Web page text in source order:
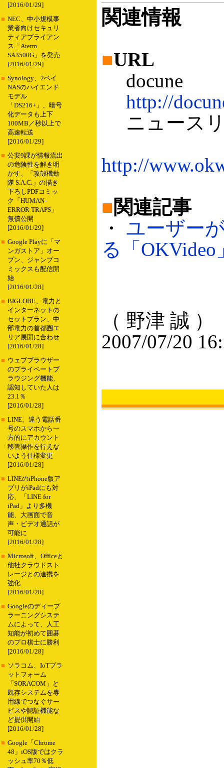
[2016/01/29]
■ NEC、中小規模事
業者向けセキュリ
ティアプライアン
ス「Aterm
SA3500G」を発売
[2016/01/29]
■ Synology、2ベイ
NASのハイエンド
モデル
「DS216+」、暗号
化データも上下
100MB／秒以上で
高速転送
[2016/01/29]
■ 公安9課が情報流出
の危険性を解き明
かす、「攻殻機動
隊 S.A.C.」の描き
下ろしPDFコミッ
ク「HUMAN-
ERROR TRAPS」
無償公開
[2016/01/29]
■ Google Playに「マ
ンガストア」オー
プン、ジャンプコ
ミックスも配信開
始
[2016/01/28]
■ BIGLOBE、電力と
インターネットの
セットプラン、中
部電力の首都圏エ
リア展開に合わせ
[2016/01/28]
■ ウェブブラウザー
のプライベートブ
ラウジング機能、
認知していた人は
23.1％
[2016/01/28]
■ LINE、違う電話番
号のスマホから一
方的にアカウント
移管操作を行えな
いよう仕様変更
[2016/01/28]
■ LINEのiPhone版ア
プリがiPadにも対
応、「LINE for
iPad」より多機
能、大画面で音
声・ビデオ通話が
可能に
[2016/01/28]
■ Microsoft、Officeと
他社クラウドスト
レージとの連携を
強化
[2016/01/28]
■ Googleのディープ
ラーニングシステ
ムによって、人工
知能が初めて囲碁
のプロ棋士に勝利
[2016/01/28]
■ ソラコム、IoTプラ
ットフォーム
「SORACOM」と
既存システムを専
用線でつなぐサー
ビスや認証機能な
ど提供開始
[2016/01/28]
■ Google「Chrome
48」iOS版ではクラ
ッシュ率70％低
関連情報
■URL
docune
http://
ニュース
http://
■関連記事
・ ユーザー
る「OKVideo
（ 野津 誠 ）
2007/07/20